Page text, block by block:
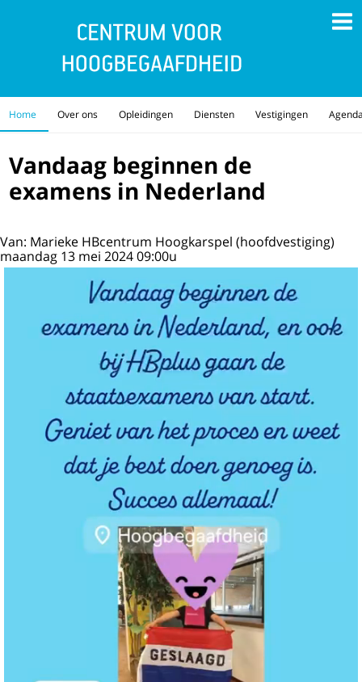
Home Over ons Opleidingen Diensten Vestigingen
Vandaag beginnen de
examens in Nederland
Van: Marieke HBcentrum Hoogkarspel (hoofdvestiging)
maandag 13 mei 2024 09:00u